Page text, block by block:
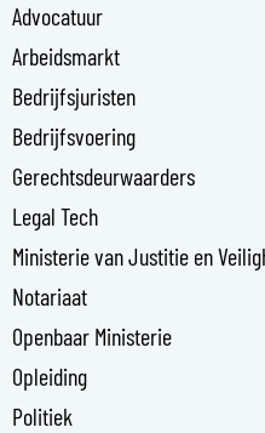
d
i
n
-
i
n
Advocatuur
Arbeidsmarkt
Bedrijfsjuristen
Bedrijfsvoering
Gerechtsdeurwaarders
Legal Tech
Ministerie van Justitie en
Notariaat
Openbaar Ministerie
Opleiding
Politiek